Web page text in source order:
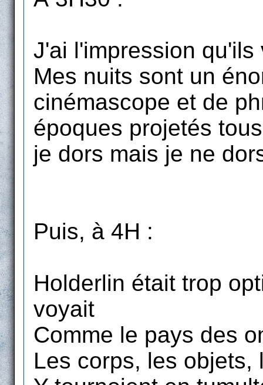
J'ai l'impression
Mes nuits sont un
cinémascope et de
époques projetés
je dors mais je ne
Puis, à 4H :
Holderlin était trop
voyait
Comme le pays des
Les corps, les